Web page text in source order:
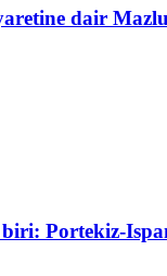
dair
Portekiz-